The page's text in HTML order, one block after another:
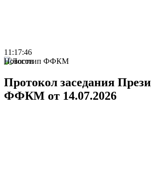
11:17:46
Новости
Протокол заседания
ФФКМ от 14.07.2026